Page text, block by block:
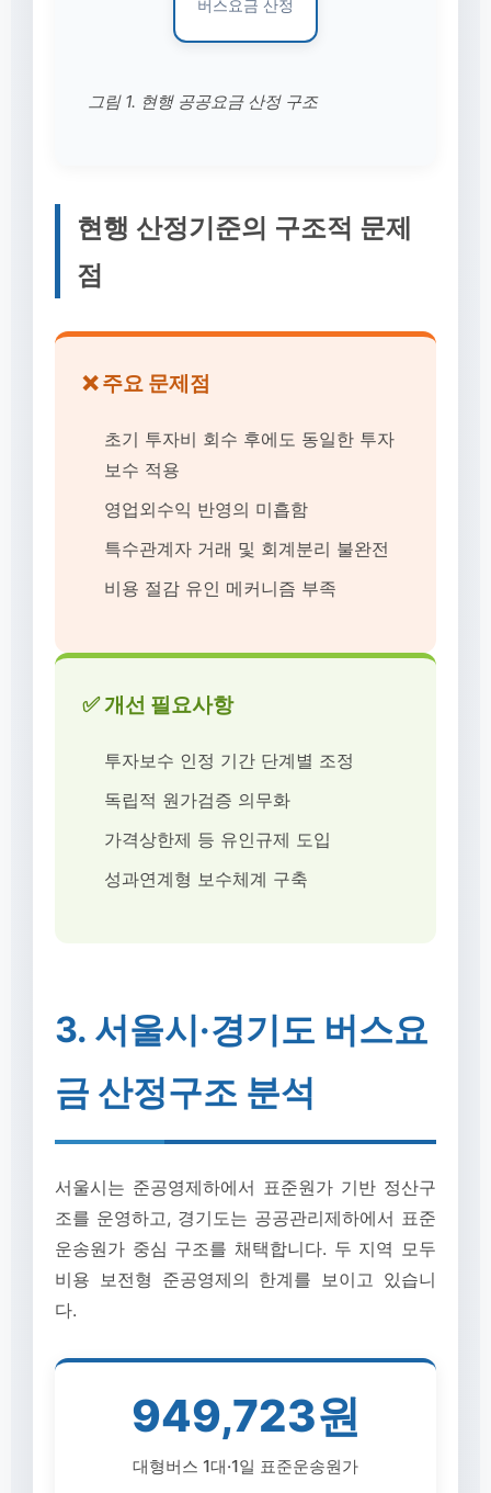
버스요금 산정
그림 1. 현행 공공요금 산정 구조
현행 산정기준의 구조적 문제
점
❌ 주요 문제점
초기 투자비 회수 후에도 동일한 투자
보수 적용
영업외수익 반영의 미흡함
특수관계자 거래 및 회계분리 불완전
비용 절감 유인 메커니즘 부족
✅ 개선 필요사항
투자보수 인정 기간 단계별 조정
독립적 원가검증 의무화
가격상한제 등 유인규제 도입
성과연계형 보수체계 구축
3. 서울시·경기도 버스요
금 산정구조 분석
서울시는 준공영제하에서 표준원가 기반 정산구
조를 운영하고, 경기도는 공공관리제하에서 표준
운송원가 중심 구조를 채택합니다. 두 지역 모두
비용 보전형 준공영제의 한계를 보이고 있습니
다.
949,723원
대형버스 1대·1일 표준운송원가